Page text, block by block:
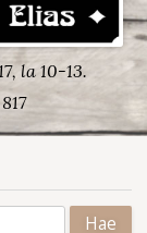
la 10-13.